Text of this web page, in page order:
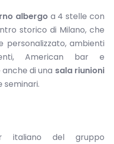
albergo a 4 stelle con
storico di Milano, che
ambienti
American bar e
di una sala riunioni
seminari.
italiano del gruppo